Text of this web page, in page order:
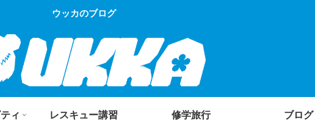
ウッカのブログ
ィ レスキュー講習 修学旅行 ブログ